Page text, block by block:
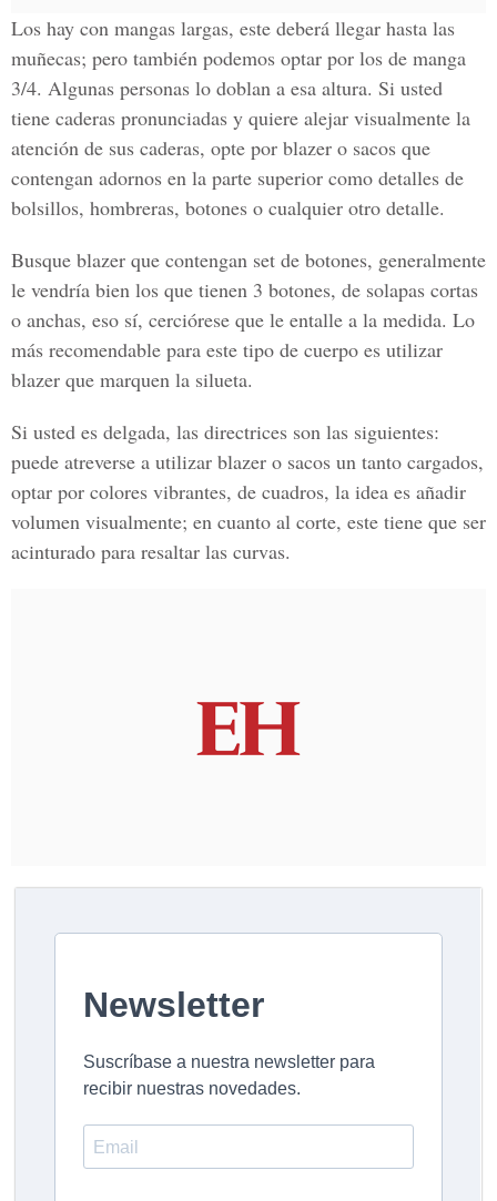
Los hay con mangas largas, este deberá llegar hasta las
muñecas; pero también podemos optar por los de manga
3/4. Algunas personas lo doblan a esa altura. Si usted
tiene caderas pronunciadas y quiere alejar visualmente la
atención de sus caderas, opte por blazer o sacos que
contengan adornos en la parte superior como detalles de
bolsillos, hombreras, botones o cualquier otro detalle.
Busque blazer que contengan set de botones, generalmente
le vendría bien los que tienen 3 botones, de solapas cortas
o anchas, eso sí, cerciórese que le entalle a la medida. Lo
más recomendable para este tipo de cuerpo es utilizar
blazer que marquen la silueta.
Si usted es delgada, las directrices son las siguientes:
puede atreverse a utilizar blazer o sacos un tanto cargados,
optar por colores vibrantes, de cuadros, la idea es añadir
volumen visualmente; en cuanto al corte, este tiene que ser
acinturado para resaltar las curvas.